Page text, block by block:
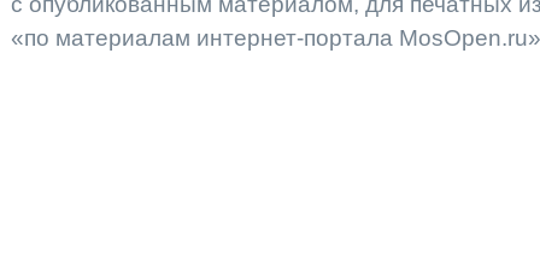
«по материалам интернет-портала